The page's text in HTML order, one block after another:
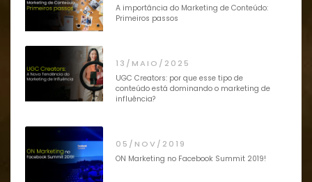
A importância do Marketing de Conteúdo:
Primeiros passos
13/MAIO/2025
UGC Creators: por que esse tipo de
conteúdo está dominando o marketing de
influência?
05/NOV/2019
ON Marketing no Facebook Summit 2019!